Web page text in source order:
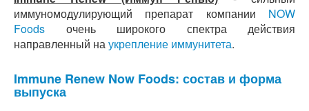
иммуномодулирующий препарат компании NOW
Foods очень широкого спектра действия
направленный наукрепление иммунитета.
Immune Renew Now Foods: состав и форма
выпуска